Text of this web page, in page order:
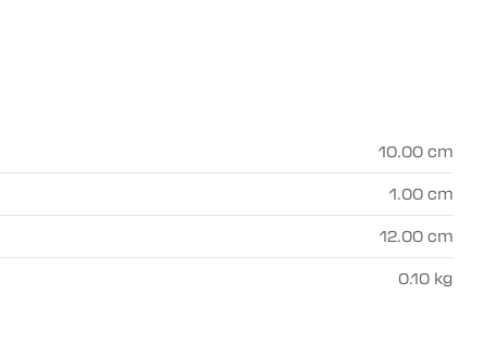
10.00 cm
1.00 cm
12.00 cm
0.10 kg